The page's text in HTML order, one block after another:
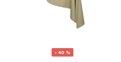
- 40 %